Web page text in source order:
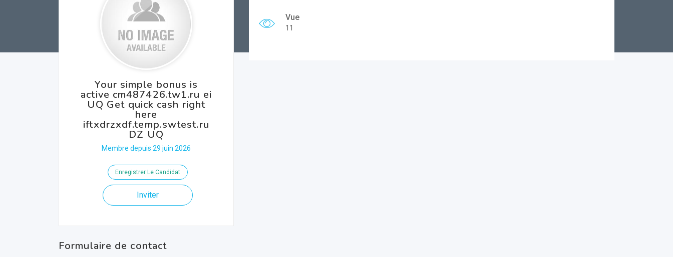
Your simple bonus is
active cm487426.tw1.ru ei
UQ Get quick cash right
here
iftxdrzxdf.temp.swtest.ru
DZ UQ
Membre depuis 29 juin 2026
Enregistrer Le Candidat
Inviter
Formulaire de contact
Vue
11